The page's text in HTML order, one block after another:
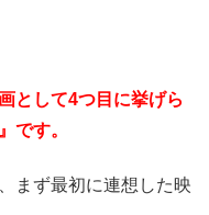
として4つ目に挙げら
です。
まず最初に連想した映